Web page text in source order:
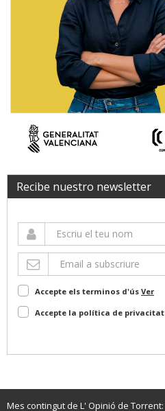
Recibe nuestro newsletter
Accepte els terminos d'ús Ver
Accepte la política de privacitat
Mes contingut de L' Opinió de Torrent: